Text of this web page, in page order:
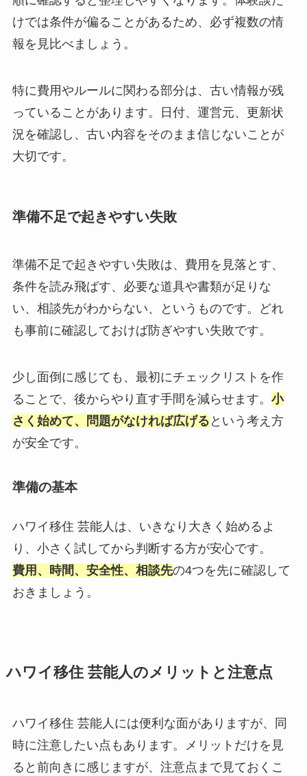
けでは条件が偏ることがあるため、必ず複数の情
報を見比べましょう。
特に費用やルールに関わる部分は、古い情報が残
っていることがあります。日付、運営元、更新状
況を確認し、古い内容をそのまま信じないことが
大切です。
準備不足で起きやすい失敗
準備不足で起きやすい失敗は、費用を見落とす、
条件を読み飛ばす、必要な道具や書類が足りな
い、相談先がわからない、というものです。どれ
も事前に確認しておけば防ぎやすい失敗です。
少し面倒に感じても、最初にチェックリストを作
ることで、後からやり直す手間を減らせます。 小
さく始めて、問題がなければ広げる という考え方
が安全です。
準備の基本
ハワイ移住 芸能人は、いきなり大きく始めるよ
り、小さく試してから判断する方が安心です。
費用、時間、安全性、相談先の4つを先に確認して
おきましょう。
ハワイ移住 芸能人のメリットと注意点
ハワイ移住 芸能人には便利な面がありますが、同
時に注意したい点もあります。メリットだけを見
ると前向きに感じますが、注意点まで見ておくこ